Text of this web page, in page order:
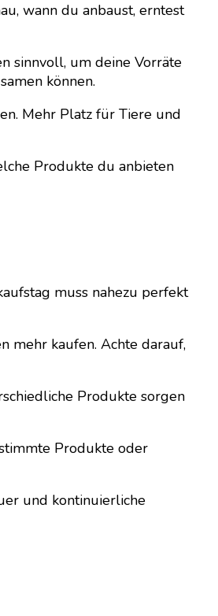
wann du anbaust, erntest
sinnvoll, um deine Vorräte
können.
Mehr Platz für Tiere und
Produkte du anbieten
muss nahezu perfekt
mehr kaufen. Achte darauf,
Produkte sorgen
Produkte oder
und kontinuierliche